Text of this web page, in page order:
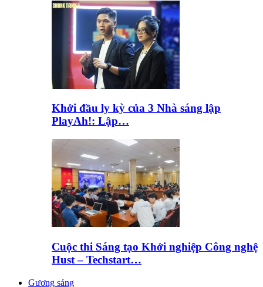
Khởi đầu ly kỳ của 3 Nhà sáng lập
PlayAh!: Lập…
Cuộc thi Sáng tạo Khởi nghiệp Công nghệ
Hust – Techstart…
Gương sáng